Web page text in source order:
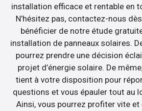
installation efficace et rentable en
N’hésitez pas, contactez-nous
bénéficier de notre étude
installation de panneaux solaires.
pourrez prendre une décision
projet d’énergie solaire. De
tient à votre disposition pour
questions et vous épauler tout au
Ainsi, vous pourrez profiter vite